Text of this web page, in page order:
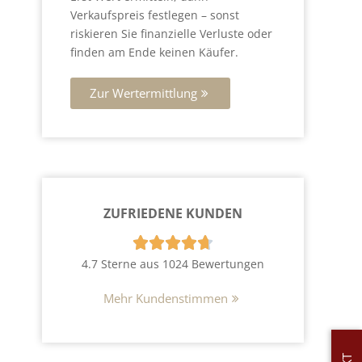
Verkaufspreis festlegen – sonst
riskieren Sie finanzielle Verluste oder
finden am Ende keinen Käufer.
Zur Wertermittlung
ZUFRIEDENE KUNDEN

4.7 Sterne aus 1024 Bewertungen
Mehr Kundenstimmen